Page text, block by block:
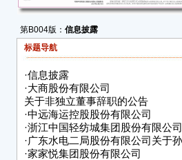
第B004版： 信息披露
标题导航
·信息披露
·大商股份有限公司
关于非独立董事辞职的公告
·中远海运控股股份有限公司
·浙江中国轻纺城集团股份有限公司
·广东水电二局股份有限公司关于
·家家悦集团股份有限公司